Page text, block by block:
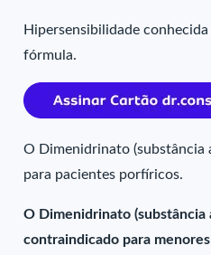
Hipersensibilidade
fórmula.
O Dimenidrinato (substância
para pacientes porfíricos.
O Dimenidrinato (substância
contraindicado para